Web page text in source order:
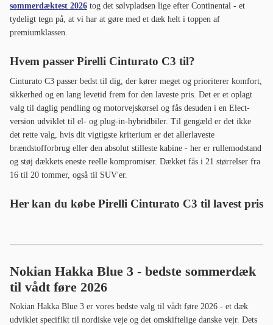
sommerdæktest 2026 tog det sølvpladsen lige efter Continental - et
tydeligt tegn på, at vi har at gøre med et dæk helt i toppen af
premiumklassen.
Hvem passer Pirelli Cinturato C3 til?
Cinturato C3 passer bedst til dig, der kører meget og prioriterer komfort,
sikkerhed og en lang levetid frem for den laveste pris. Det er et oplagt
valg til daglig pendling og motorvejskørsel og fås desuden i en Elect-
version udviklet til el- og plug-in-hybridbiler. Til gengæld er det ikke
det rette valg, hvis dit vigtigste kriterium er det allerlaveste
brændstofforbrug eller den absolut stilleste kabine - her er rullemodstand
og støj dækkets eneste reelle kompromiser. Dækket fås i 21 størrelser fra
16 til 20 tommer, også til SUV'er.
Her kan du købe Pirelli Cinturato C3 til lavest pris
Nokian Hakka Blue 3 - bedste sommerdæk
til vådt føre 2026
Nokian Hakka Blue 3 er vores bedste valg til vådt føre 2026 - et dæk
udviklet specifikt til nordiske veje og det omskiftelige danske vejr. Dets